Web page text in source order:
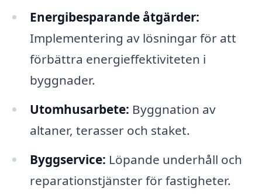
Energibesparande åtgärder:
Implementering av lösningar för att
förbättra energieffektiviteten i
byggnader.
Utomhusarbete: Byggnation av
altaner, terasser och staket.
Byggservice: Löpande underhåll och
reparationstjänster för fastigheter.